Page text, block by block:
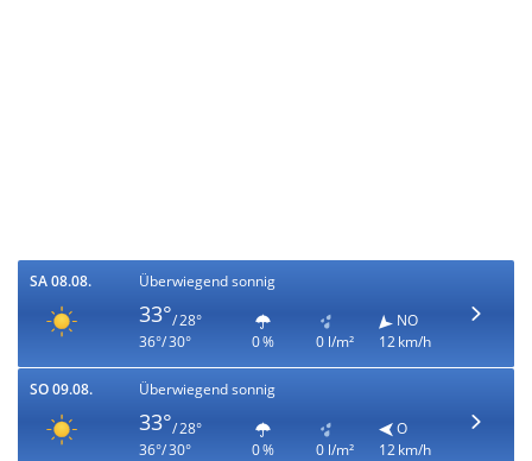
SA 08.08. Überwiegend sonnig
33°/ 28°
36°/ 30°
0 % 0 l/m²
NO
12 km/h
SO 09.08. Überwiegend sonnig
33°/ 28°
36°/ 30°
0 % 0 l/m²
O
12 km/h